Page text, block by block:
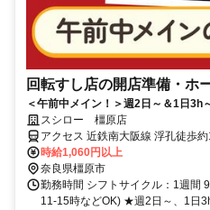
回転すし店の開店準備・ホ
＜午前中メイン！＞週2日～＆1日3h
ル業務
スシロー 橿原店
アクセス 近鉄南大阪線 浮孔徒歩
分、ＪＲ桜井線/ＪＲ和歌山線 金橋
時給1,060円以上
奈良県橿原市
勤務時間 シフトサイクル：1週間
11-15時などOK) ★週2日～、1日